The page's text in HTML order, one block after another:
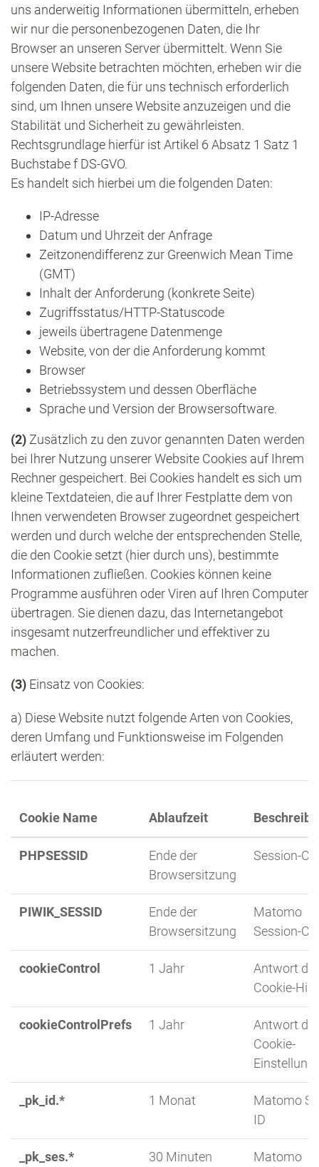
uns anderweitig Informationen übermitteln, erheben
wir nur die personenbezogenen Daten, die Ihr
Browser an unseren Server übermittelt. Wenn Sie
unsere Website betrachten möchten, erheben wir die
folgenden Daten, die für uns technisch erforderlich
sind, um Ihnen unsere Website anzuzeigen und die
Stabilität und Sicherheit zu gewährleisten.
Rechtsgrundlage hierfür ist Artikel 6 Absatz 1 Satz 1
Buchstabe f DS-GVO.
Es handelt sich hierbei um die folgenden Daten:
IP-Adresse
Datum und Uhrzeit der Anfrage
Zeitzonendifferenz zur Greenwich Mean Time
(GMT)
Inhalt der Anforderung (konkrete Seite)
Zugriffsstatus/HTTP-Statuscode
jeweils übertragene Datenmenge
Website, von der die Anforderung kommt
Browser
Betriebssystem und dessen Oberfläche
Sprache und Version der Browsersoftware.
(2)Zusätzlich zu den zuvor genannten Daten werden
bei Ihrer Nutzung unserer Website Cookies auf Ihrem
Rechner gespeichert. Bei Cookies handelt es sich um
kleine Textdateien, die auf Ihrer Festplatte dem von
Ihnen verwendeten Browser zugeordnet gespeichert
werden und durch welche der entsprechenden Stelle,
die den Cookie setzt (hier durch uns), bestimmte
Informationen zufließen. Cookies können keine
Programme ausführen oder Viren auf Ihren Computer
übertragen. Sie dienen dazu, das Internetangebot
insgesamt nutzerfreundlicher und effektiver zu
machen.
(3) Einsatz von Cookies:
a) Diese Website nutzt folgende Arten von Cookies,
deren Umfang und Funktionsweise im Folgenden
erläutert werden:
Cookie Name Ablaufzeit
PHPSESSID
Ende der
Browsersitzung
Session-
PIWIK_SESSID
Ende der
Browsersitzung
Matomo
Session-
cookieControl 1 Jahr
Antwort
Cookie-
cookieControlPrefs 1 Jahr
Antwort der
Cookie-
Einstellung
_pk_id.* 1 Monat
Matomo
ID
_pk_ses.* 30 Minuten
Matomo